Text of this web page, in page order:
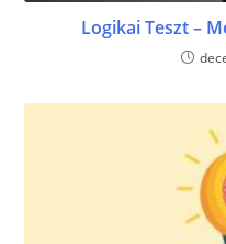
Logikai Teszt –